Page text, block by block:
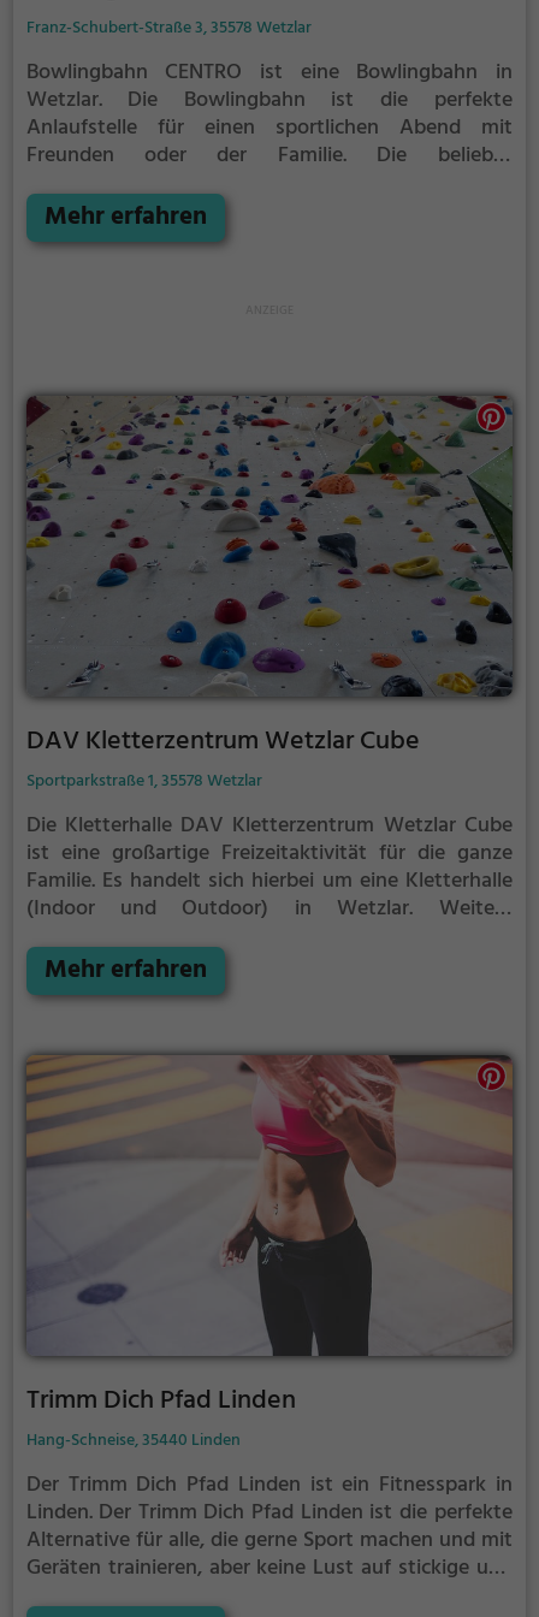
Franz-Schubert-Straße 3, 35578 Wetzlar
Bowlingbahn CENTRO ist eine Bowlingbahn in
Wetzlar. Die Bowlingbahn ist die perfekte
Anlaufstelle für einen sportlichen Abend mit
Freunden oder der Familie. Die beliebte
kalten Tagen eine geeignete Freizeitbeschäftigung,
sportliche Betätigung und Wettbewerbscharakter
Mehr erfahren
DAV Kletterzentrum Wetzlar Cube
Sportparkstraße 1, 35578 Wetzlar
Die Kletterhalle DAV Kletterzentrum Wetzlar Cube
ist eine großartige Freizeitaktivität für die ganze
Familie. Es handelt sich hierbei um eine Kletterhalle
(Indoor und Outdoor) in Wetzlar. Weitere
findest du auf der Website.
Mehr erfahren
Trimm Dich Pfad Linden
Hang-Schneise, 35440 Linden
Der Trimm Dich Pfad Linden ist ein Fitnesspark in
Linden. Der Trimm Dich Pfad Linden ist die perfekte
Alternative für alle, die gerne Sport machen und mit
Geräten trainieren, aber keine Lust auf stickige und